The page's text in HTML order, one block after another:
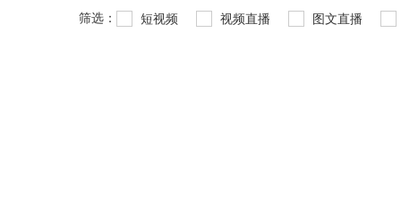
筛选： 短视频 视频直播 图文直播